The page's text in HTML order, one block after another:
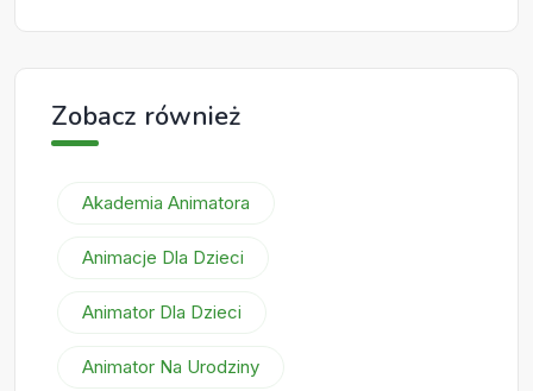
Zobacz również
Akademia Animatora
Animacje Dla Dzieci
Animator Dla Dzieci
Animator Na Urodziny